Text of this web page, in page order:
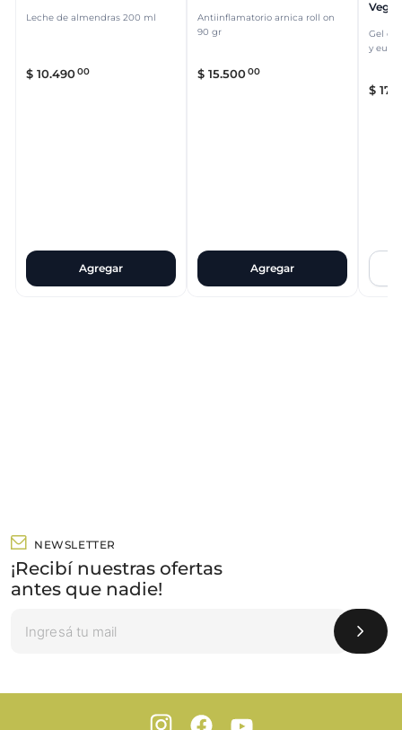
Leche de almendras 200 ml
$ 10.49000
Agregar
Antiinflamatorio arnica roll on
90 gr
$ 15.50000
Agregar
Gel de
y
$ 17
NEWSLETTER
¡Recibí nuestras ofertas
antes que nadie!